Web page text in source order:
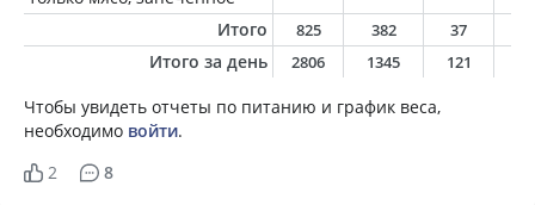
Итого
825 382 37
Итого за день 2806 1345 121
Чтобы увидеть отчеты по питанию и график веса,
необходимо войти.
2
8